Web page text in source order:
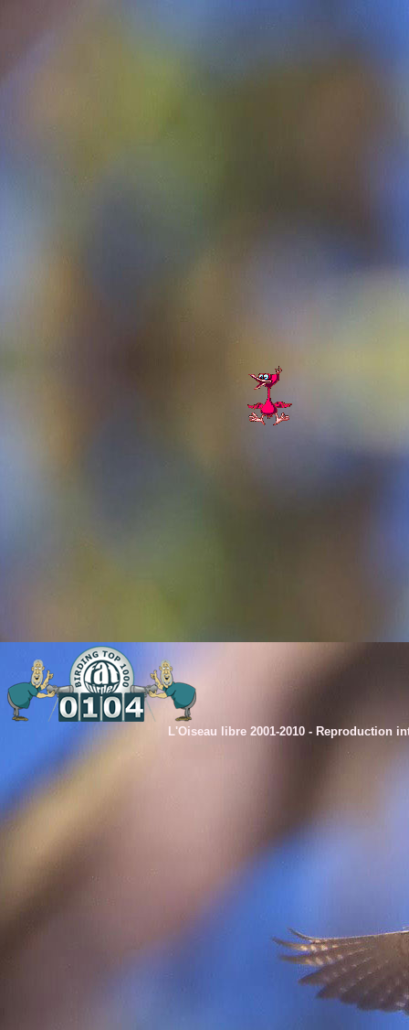
L'Oiseau libre 2001-2010 - Reproduction